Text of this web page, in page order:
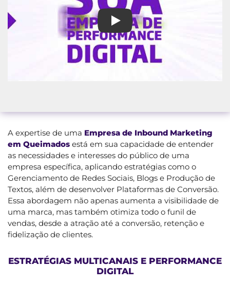
Empresa de Inbound
A expertise de uma Empresa de Inbound Marketing
em Queimados está em sua capacidade de entender
as necessidades e interesses do público de uma
empresa específica, aplicando estratégias como o
Gerenciamento de Redes Sociais, Blogs e Produção de
Textos, além de desenvolver Plataformas de Conversão.
Essa abordagem não apenas aumenta a visibilidade de
uma marca, mas também otimiza todo o funil de
vendas, desde a atração até a conversão, retenção e
fidelização de clientes.
ESTRATÉGIAS MULTICANAIS E PERFORMANCE
DIGITAL